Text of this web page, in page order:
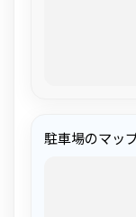
駐車場のマッ